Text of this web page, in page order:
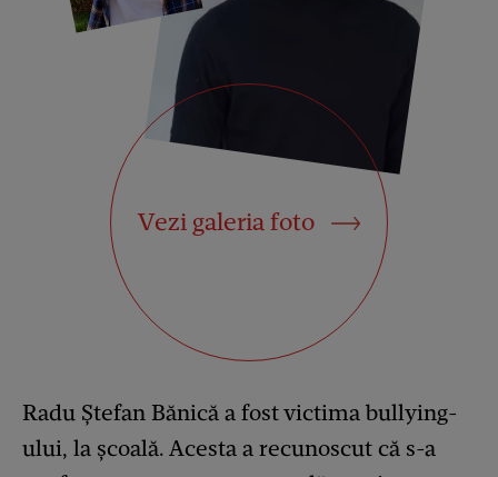
Vezi galeria foto
Radu Ștefan Bănică a fost victima bullying-
ului, la școală. Acesta a recunoscut că s-a